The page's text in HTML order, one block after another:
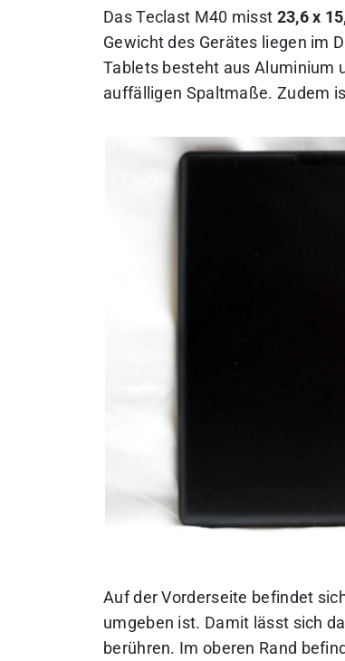
Das Teclast M40 misst 23,6 x
Gewicht des Gerätes liegen im
Tablets besteht aus Aluminium
auffälligen Spaltmaße. Zudem
Auf der Vorderseite befindet
umgeben ist. Damit lässt sich
berühren. Im oberen Rand